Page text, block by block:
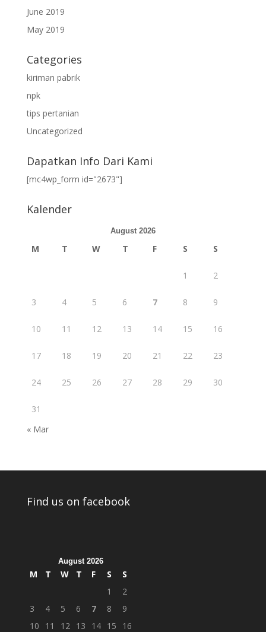
June 2019
May 2019
Categories
kiriman pabrik
npk
tips pertanian
Uncategorized
Dapatkan Info Dari Kami
[mc4wp_form id="2673"]
Kalender
August 2026
M T W T F S S
1 2
3 4 5 6 7 8 9
10 11 12 13 14 15 16
17 18 19 20 21 22 23
24 25 26 27 28 29 30
31
« Mar
Find us on facebook
August 2026
M T W T F S
S
1
2
3
4 5 6 7 8
9
10
11 12 13 14 15 16